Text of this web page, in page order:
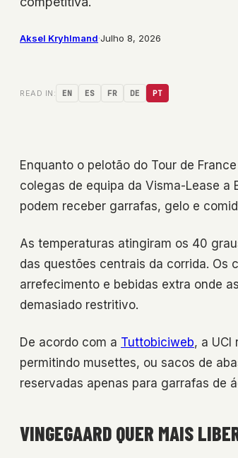
Aksel Kryhlmand·Julho 8, 2026
READ IN: EN ES FR DE PT
Enquanto o pelotão do Tour de
colegas de equipa da Visma-Lease
podem receber garrafas, gelo e
As temperaturas atingiram os 40
das questões centrais da corrida. Os
arrefecimento e bebidas extra onde
demasiado restritivo.
De acordo com a Tuttobiciweb, a UCI
permitindo musettes, ou sacos de
reservadas apenas para garrafas de
VINGEGAARD QUER MAIS